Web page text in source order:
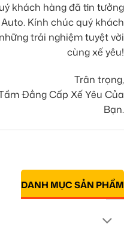
khách hàng đã tin tưởng
Kính chúc quý khách
trải nghiệm tuyệt vời
cùng xế yêu!
Trân trọng,
Đẳng Cấp Xế Yêu Của
Bạn.
DANH MỤC SẢN PHẨM